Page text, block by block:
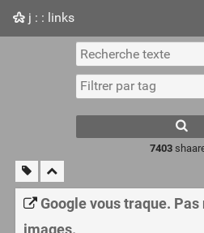
j : : links
Nuage de tags Mur d'images
7403
Google vous traque.